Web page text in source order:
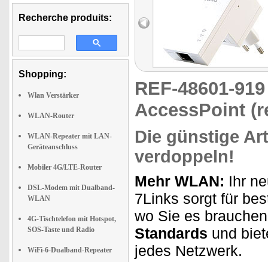
Recherche produits:
Shopping:
Wlan Verstärker
WLAN-Router
WLAN-Repeater mit LAN-
Geräteanschluss
Mobiler 4G/LTE-Router
DSL-Modem mit Dualband-
WLAN
4G-Tischtelefon mit Hotspot,
SOS-Taste und Radio
WiFi-6-Dualband-Repeater
REF-48601-
AccessPoint
Die günstige
verdoppeln!
Mehr WLAN: Ihr
7Links sorgt für
wo Sie es
Standards und
jedes Netzwerk.